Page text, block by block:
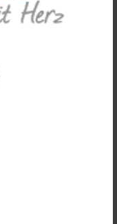
Nauen,
Döberitz im
eine ländlich
Nauen ist die
Wert. Am
Angebot auf
(25. Juni)
am
und
für nur 10